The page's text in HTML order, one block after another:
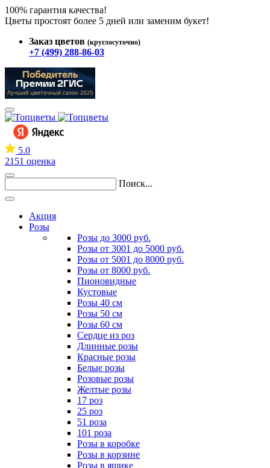
100% гарантия качества!
Цветы простоят более 5 дней или заменим букет!
Заказ цветов (круглосуточно)
+7 (499) 288-86-03
5.0
2151 оценка
Поиск...
Акция
Розы
Розы до 3000 руб.
Розы от 3001 до 5000 руб.
Розы от 5001 до 8000 руб.
Розы от 8000 руб.
Пионовидные
Кустовые
Розы 40 см
Розы 50 см
Розы 60 см
Сердце из роз
Длинные розы
Красные розы
Белые розы
Розовые розы
Желтые розы
17 роз
25 роз
51 роза
101 роза
Розы в коробке
Розы в корзине
Розы в ящике